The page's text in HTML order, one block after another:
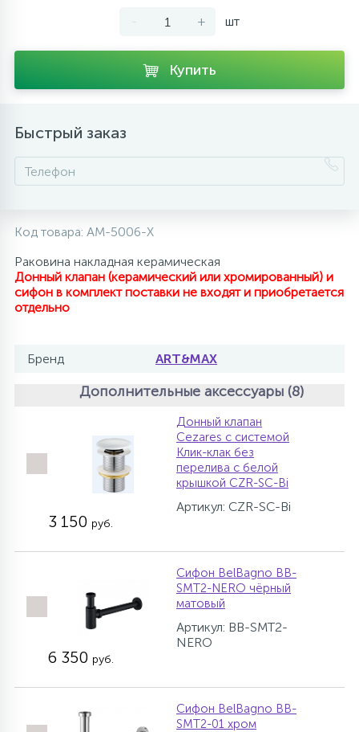
Напольные смесители
- + шт
Купить
Быстрый заказ
Код товара: AM-5006-X
Раковина накладная керамическая
Донный клапан (керамический или хромированный) и
сифон в комплект поставки не входят и приобретается
отдельно
Бренд ART&MAX
Дополнительные аксессуары (8)
Донный клапан
Cezares с системой
Клик-клак без
перелива с белой
крышкой CZR-SC-Bi
Артикул: CZR-SC-Bi
3 150 руб.
Сифон BelBagno BB-
SMT2-NERO чёрный
матовый
Артикул: BB-SMT2-
NERO
6 350 руб.
Сифон BelBagno BB-
SMT2-01 хром